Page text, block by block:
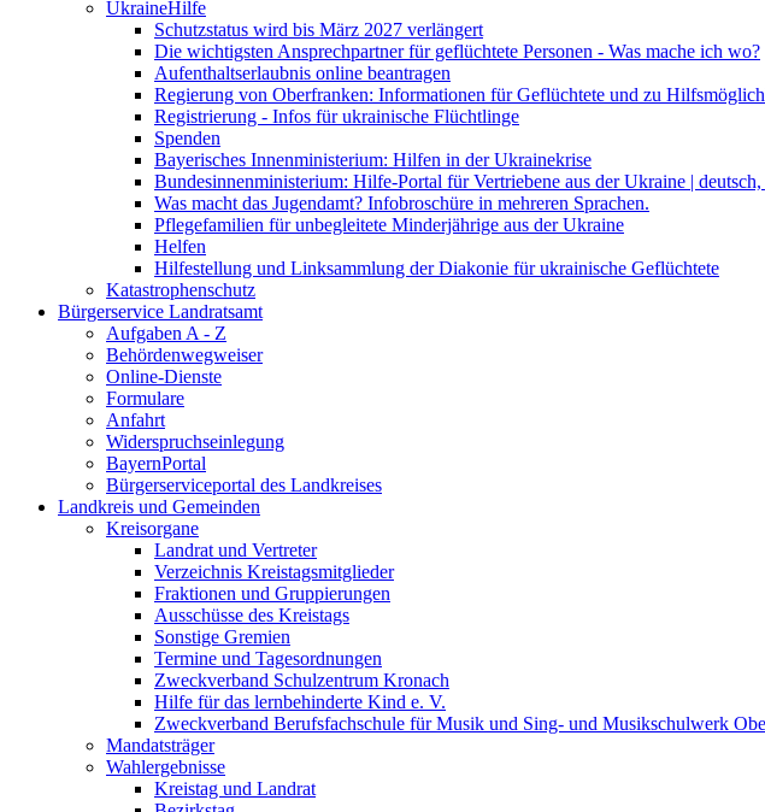
UkraineHilfe
Schutzstatus wird bis März 2027 verlängert
Die wichtigsten Ansprechpartner für geflüchtete Personen - Was mache ich wo?
Aufenthaltserlaubnis online beantragen
Regierung von Oberfranken: Informationen für Geflüchtete und zu
Registrierung - Infos für ukrainische Flüchtlinge
Spenden
Bayerisches Innenministerium: Hilfen in der Ukrainekrise
Bundesinnenministerium: Hilfe-Portal für Vertriebene aus der Ukraine | deutsch,
Was macht das Jugendamt? Infobroschüre in mehreren Sprachen.
Pflegefamilien für unbegleitete Minderjährige aus der Ukraine
Helfen
Hilfestellung und Linksammlung der Diakonie für ukrainische Geflüchtete
Katastrophenschutz
Bürgerservice Landratsamt
Aufgaben A - Z
Behördenwegweiser
Online-Dienste
Formulare
Anfahrt
Widerspruchseinlegung
BayernPortal
Bürgerserviceportal des Landkreises
Landkreis und Gemeinden
Kreisorgane
Landrat und Vertreter
Verzeichnis Kreistagsmitglieder
Fraktionen und Gruppierungen
Ausschüsse des Kreistags
Sonstige Gremien
Termine und Tagesordnungen
Zweckverband Schulzentrum Kronach
Hilfe für das lernbehinderte Kind e. V.
Zweckverband Berufsfachschule für Musik und Sing- und Musikschulwerk
Mandatsträger
Wahlergebnisse
Kreistag und Landrat